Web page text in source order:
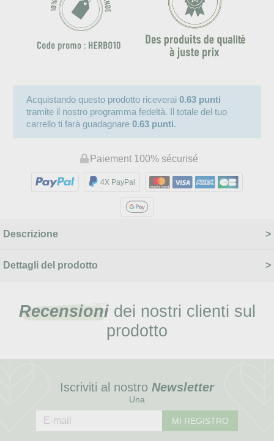
Acquistando questo prodotto riceverai0.63 punti
tramite il nostro programma fedeltà. Il totale del tuo
carrello ti farà guadagnare0.63 punti.
Paiement 100% sécurisé
4X PayPal
Descrizione
Dettagli del prodotto
Recensionidei nostri clienti sul
prodotto
Iscriviti al nostro Newsletter
Una
MI REGISTRO